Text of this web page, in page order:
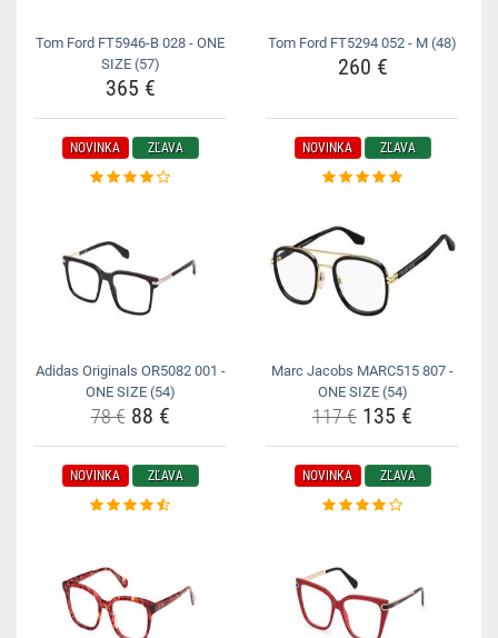
Tom Ford FT5946-B 028 - ONE
SIZE (57)
365 €
Tom Ford FT5294 052 - M (48)
260 €
NOVINKA ZĽAVA
Adidas Originals OR5082 001 -
ONE SIZE (54)
78 €88 €
NOVINKA ZĽAVA
Marc Jacobs MARC515 807 -
ONE SIZE (54)
117 € 135 €
NOVINKA ZĽAVA NOVINKA ZĽAVA